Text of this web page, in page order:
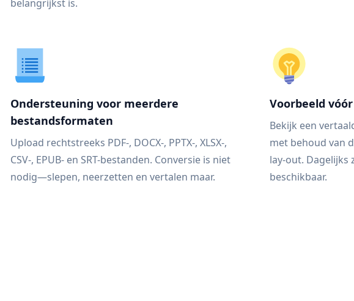
belangrijkst is.
Ondersteuning voor meerdere
bestandsformaten
Upload rechtstreeks PDF-, DOCX-, PPTX-, XLSX-,
CSV-, EPUB- en SRT-bestanden. Conversie is niet
nodig—slepen, neerzetten en vertalen maar.
Voorbeeld
Bekijk een
met behoud van
lay-out. Dagelijks
beschikbaar.